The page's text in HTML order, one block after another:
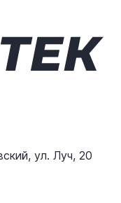
ул. Луч, 20